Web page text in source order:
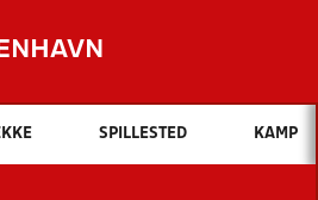
Hvad vil du søge efter?
INDHOLD OG NYHEDER
SPILLESTED KAMP